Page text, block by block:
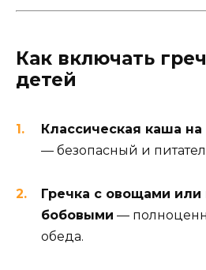
Как включать
детей
Классическая каша
— безопасный и
Гречка с овощами или
бобовыми —
обеда.